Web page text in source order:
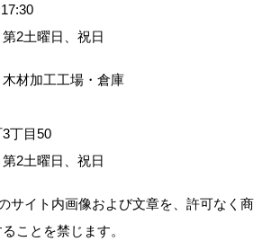
17:30
2土曜日、祝日
材加工工場・倉庫
3丁目50
2土曜日、祝日
サイト内画像および文章を、許可なく商
ことを禁じます。